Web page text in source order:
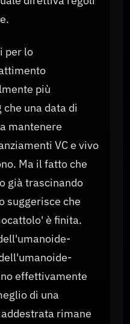
per lo
più
una data di
mantenere
VC e vivo
Ma il fatto che
già trascinando
suggerisce che
è finita.
effettivamente
di una
rimane